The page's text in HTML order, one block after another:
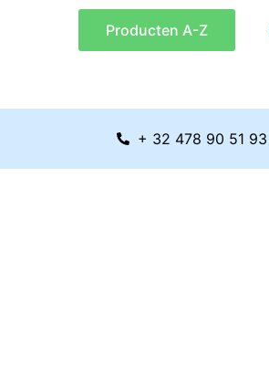
Producten A-Z
+ 32 478 90 51 93